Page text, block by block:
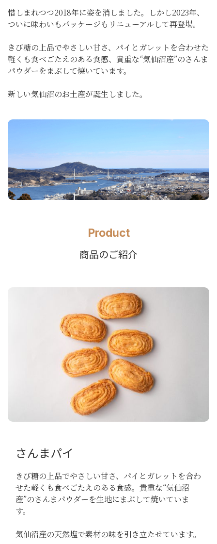
惜しまれつつ2018年に姿を消しました。しかし2023年、
ついに味わいもパッケージもリニューアルして再登場。
きび糖の上品でやさしい甘さ、パイとガレットを合わせた
軽くも食べごたえのある食感、貴重な“気仙沼産”のさんま
パウダーをまぶして焼いています。
新しい気仙沼のお土産が誕生しました。
Product
商品のご紹介
さんまパイ
きび糖の上品でやさしい甘さ、パイとガレットを合わ
せた軽くも食べごたえのある食感。貴重な“気仙沼
産”のさんまパウダーを生地にまぶして焼いていま
す。
気仙沼産の天然塩で素材の味を引き立たせています。